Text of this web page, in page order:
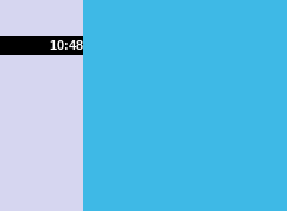
10:48